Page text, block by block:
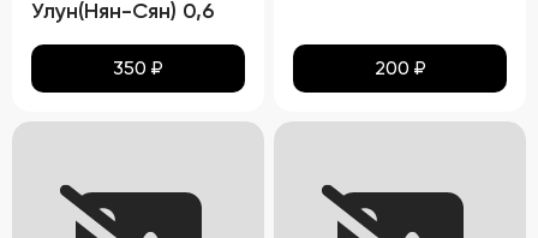
Улун(Нян-Сян) 0,6
350 ₽ 200 ₽